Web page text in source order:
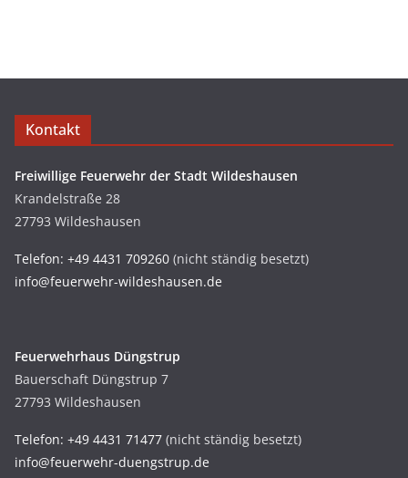
Kontakt
Freiwillige Feuerwehr der Stadt Wildeshausen
Krandelstraße 28
27793 Wildeshausen
Telefon: +49 4431 709260 (nicht ständig besetzt)
info@feuerwehr-wildeshausen.de
Feuerwehrhaus Düngstrup
Bauerschaft Düngstrup 7
27793 Wildeshausen
Telefon: +49 4431 71477 (nicht ständig besetzt)
info@feuerwehr-duengstrup.de